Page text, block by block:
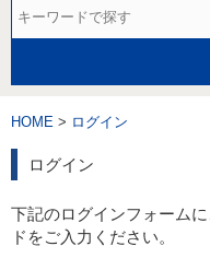
HOME ログイン
ログイン
下記のログインフォーム
ドをご入力ください。